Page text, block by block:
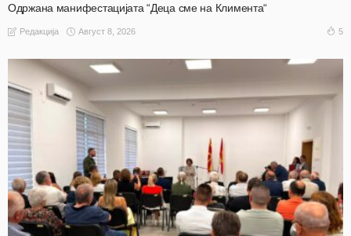
Одржана манифестацијата “Деца сме на Климента“
Редакција Август 8, 2026 5